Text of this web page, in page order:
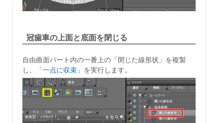
冠歯車の上面と底面を閉じる
自由曲面パート内の一番上の「閉じた線形状」を複製
し、「 一点に収束 」を実行します。